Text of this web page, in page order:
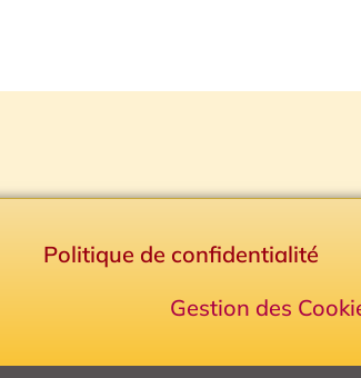
Politique de confidentialité
Gestion des